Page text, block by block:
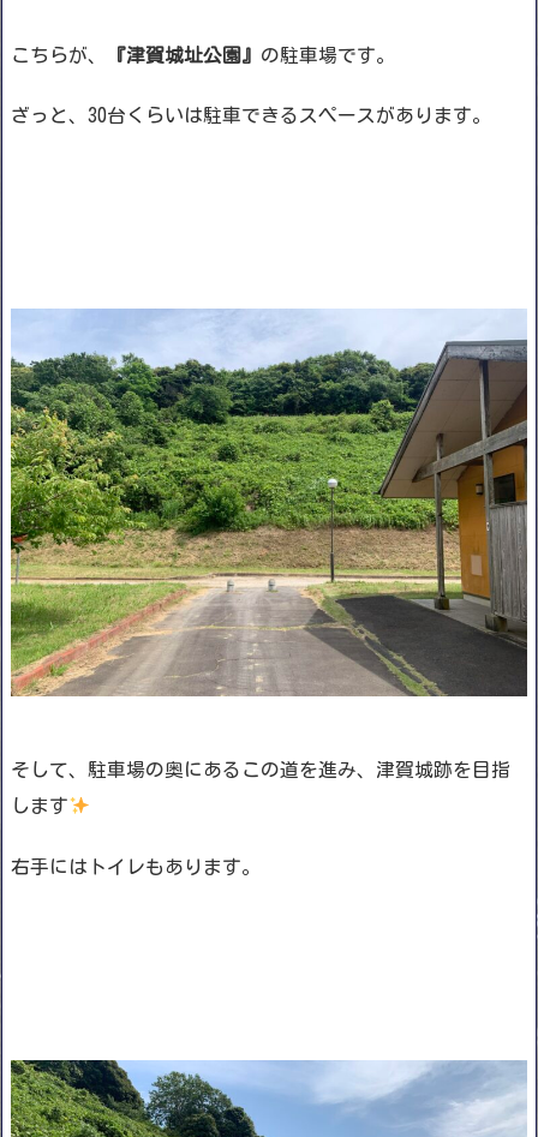
こちらが、 『津賀城址公園』 の駐車場です。
ざっと、30台くらいは駐車できるスペースがあります。
そして、駐車場の奥にあるこの道を進み、津賀城跡を目指
します
右手にはトイレもあります。